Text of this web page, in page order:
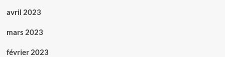
avril 2023
mars 2023
février 2023